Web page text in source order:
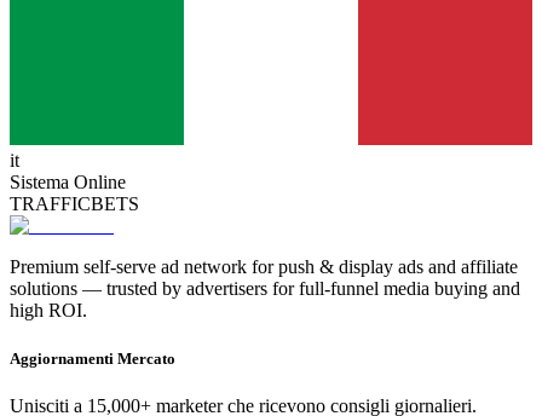
it
Sistema Online
TRAFFICBETS
Premium self-serve ad network for push & display ads and affiliate
solutions — trusted by advertisers for full-funnel media buying and
high ROI.
Aggiornamenti Mercato
Unisciti a 15,000+ marketer che ricevono consigli giornalieri.